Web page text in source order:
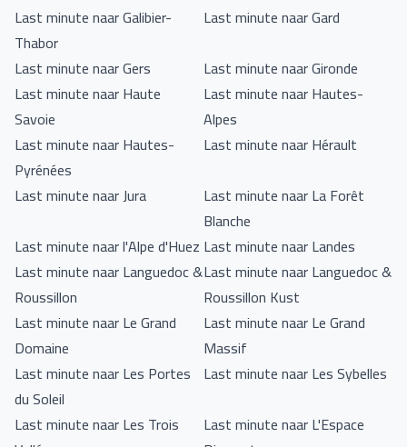
Last minute naar Galibier-
Thabor
Last minute naar Gard
Last minute naar Gers
Last minute naar Gironde
Last minute naar Haute
Savoie
Last minute naar Hautes-
Alpes
Last minute naar Hautes-
Pyrénées
Last minute naar Hérault
Last minute naar Jura
Last minute naar La Forêt
Blanche
Last minute naar l'Alpe d'Huez Last minute naar Landes
Last minute naar Languedoc &
Roussillon
Last minute naar Languedoc &
Roussillon Kust
Last minute naar Le Grand
Domaine
Last minute naar Le Grand
Massif
Last minute naar Les Portes
du Soleil
Last minute naar Les Sybelles
Last minute naar Les Trois
Last minute naar L'Espace